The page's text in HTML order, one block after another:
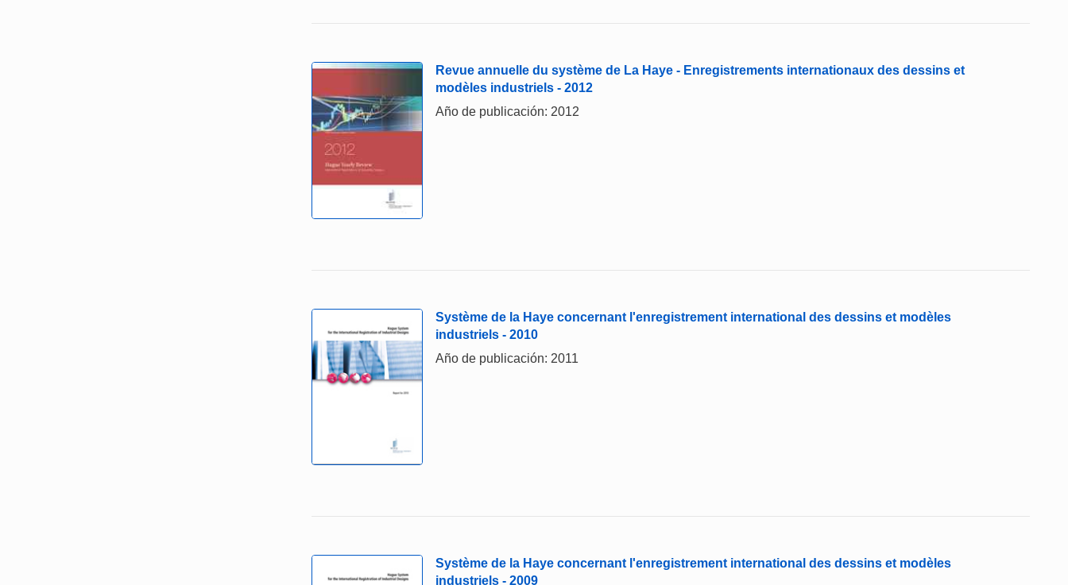
Revue annuelle du système de La Haye - Enregistrements internationaux des dessins et
modèles industriels - 2012
Año de publicación: 2012
Système de la Haye concernant l'enregistrement international des dessins et modèles
industriels - 2010
Año de publicación: 2011
Système de la Haye concernant l'enregistrement international des dessins et modèles
industriels - 2009